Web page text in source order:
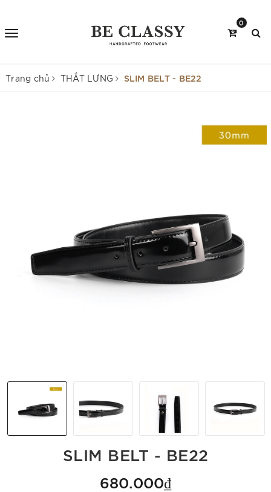
0
Trang chủ THẮT LƯNG SLIM BELT - BE22
SLIM BELT - BE22
680.000₫